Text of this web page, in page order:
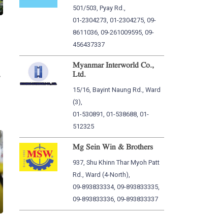
501/503, Pyay Rd.,
01-2304273, 01-2304275, 09-
8611036, 09-261009595, 09-
456437337
Myanmar Interworld Co.,
Ltd.
15/16, Bayint Naung Rd., Ward
(3),
01-530891, 01-538688, 01-
512325
Mg Sein Win & Brothers
937, Shu Khinn Thar Myoh Patt
Rd., Ward (4-North),
09-893833334, 09-893833335,
09-893833336, 09-893833337